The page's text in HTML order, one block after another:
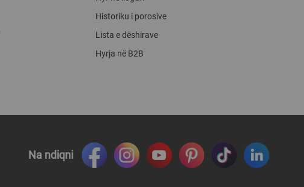
Historiku i porosive
Lista e dëshirave
Hyrja në B2B
Na ndiqni